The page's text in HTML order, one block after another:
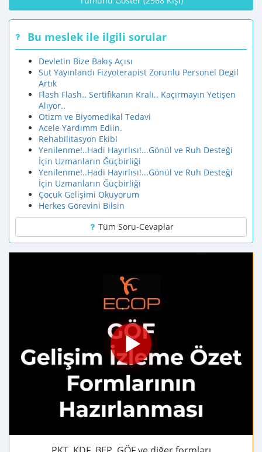
Bu meslek ile ilgili sorular
Devletin Bize Bakış Açısı
Sut Yayınlandı Fizyoterapist Zorunlu Personel Degil
Artık
Flash Flash.. Sertifikanın Kralı.. Kaçırmayın Yetişen
Alıyor..
Otizm ve Biyomedikal Tedavi
Acele Yardımm Ediin.
Rehabilitasyon Ekibi
Yenilenme!..Hadi Hayırlısı!...Gönül ve Ruh Desteği
İçin Uzmanların Ğüçbirliği
Yenilenme!..Hadi Hayırlısı!...Gönül ve Ruh Desteği
İçin Uzmanların Ğüçbirliği
Çocuk Gelişimi Okuyorum
Herkes Görevini Bilsin
Tüm Soru-Cevaplar